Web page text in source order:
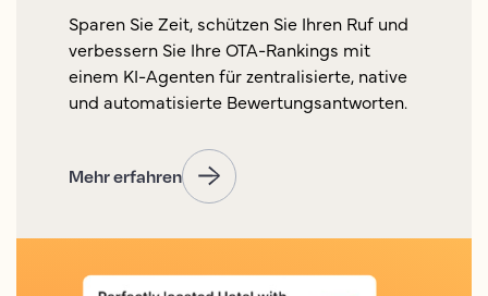
Sparen Sie Zeit, schützen Sie Ihren Ruf und
verbessern Sie Ihre OTA-Rankings mit
einem KI-Agenten für zentralisierte, native
und automatisierte Bewertungsantworten.
Mehr erfahren